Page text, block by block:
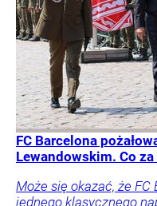
FC Barcelona
Lewandowskim. Co
Może się okazać, że
jednego klasycznego